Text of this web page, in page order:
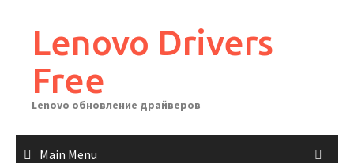
contentLenovo Drivers
Free
Lenovo обновление драйверов
Main Menu